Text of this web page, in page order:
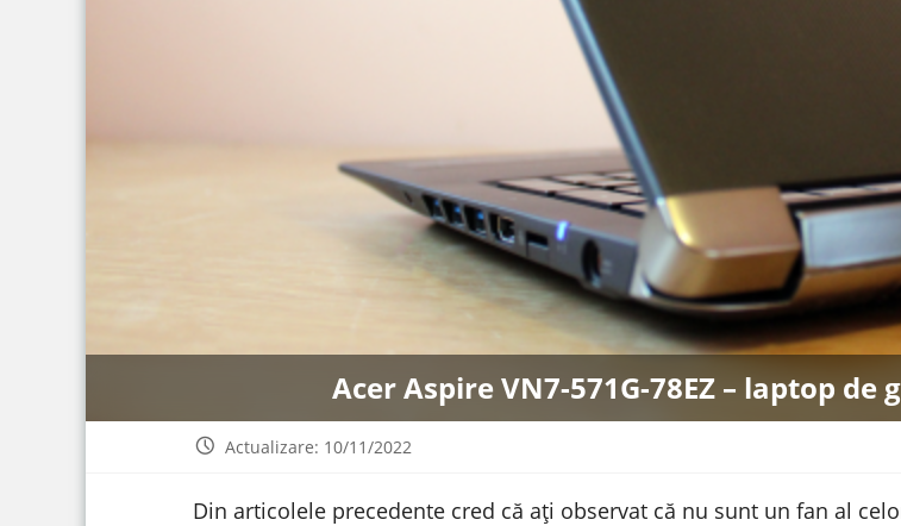
Acer Aspire VN7-571G-78EZ – laptop de
Actualizare: 10/11/2022
Din articolele precedente cred că ați observat că nu sunt un fan al